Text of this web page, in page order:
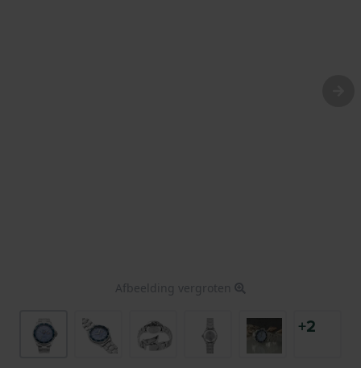
Afbeelding vergroten
+2